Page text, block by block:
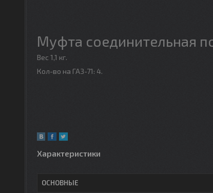
Муфта соединительная
Вес 1,1 кг.
Кол-во на ГАЗ-71: 4.
Характеристики
ОСНОВНЫЕ